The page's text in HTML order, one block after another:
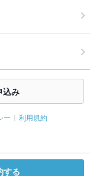
込み
ー 利用規約
する